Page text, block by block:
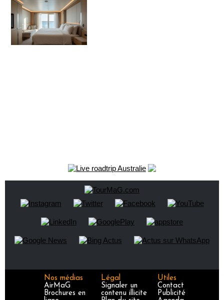
Nos médias
AirMaG
Brochures en
Légal
Signaler un
contenu illicite
Utiles
Contact
Publicité